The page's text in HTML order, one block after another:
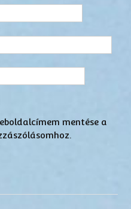
mentése a